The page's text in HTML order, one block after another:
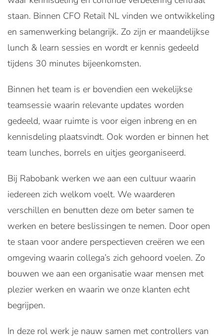
staan. Binnen CFO Retail NL vinden we ontwikkeling
en samenwerking belangrijk. Zo zijn er maandelijkse
lunch & learn sessies en wordt er kennis gedeeld
tijdens 30 minutes bijeenkomsten.
Binnen het team is er bovendien een wekelijkse
teamsessie waarin relevante updates worden
gedeeld, waar ruimte is voor eigen inbreng en en
kennisdeling plaatsvindt. Ook worden er binnen het
team lunches, borrels en uitjes georganiseerd.
Bij Rabobank werken we aan een cultuur waarin
iedereen zich welkom voelt. We waarderen
verschillen en benutten deze om beter samen te
werken en betere beslissingen te nemen. Door open
te staan voor andere perspectieven creëren we een
omgeving waarin collega’s zich gehoord voelen. Zo
bouwen we aan een organisatie waar mensen met
plezier werken en waarin we onze klanten echt
begrijpen.
In deze rol werk je nauw samen met controllers van